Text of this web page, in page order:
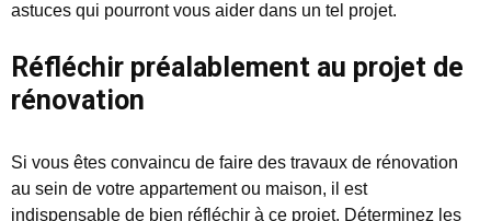
astuces qui pourront vous aider dans un tel projet.
Réfléchir préalablement au projet de
rénovation
Si vous êtes convaincu de faire des travaux de rénovation
au sein de votre appartement ou maison, il est
indispensable de bien réfléchir à ce projet. Déterminez les